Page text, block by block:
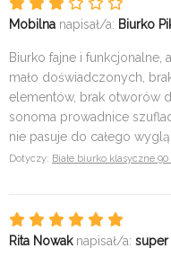
Mobilna napisał/a: Biurko
Biurko fajne i funkcjonalne,
mało doświadczonych,
elementów, brak otworów
sonoma prowadnice
nie pasuje do całego
Dotyczy: Białe biurko klasyczne
Rita Nowaknapisał/a: super